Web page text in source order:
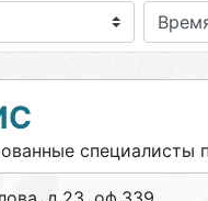
специалисты